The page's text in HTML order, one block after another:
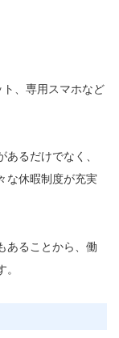
、専用スマホなど
るだけでなく、
な休暇制度が充実
あることから、働